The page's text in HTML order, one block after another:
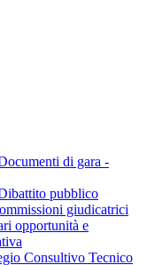
di gara -
pubblico
giudicatrici
opportunità e
Consultivo Tecnico